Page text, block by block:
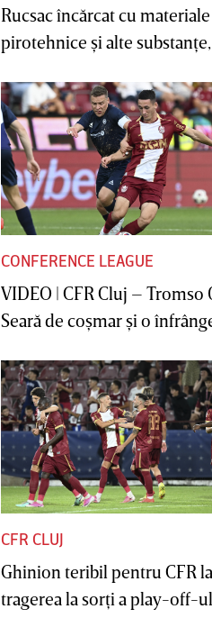
Rucsac încărcat cu materiale
pirotehnice şi alte substanţe,
CONFERENCE LEAGUE
VIDEO | CFR Cluj – Tromso
Seară de coşmar şi o
CFR CLUJ
Ghinion teribil pentru CFR la
tragerea la sorţi a play-off-